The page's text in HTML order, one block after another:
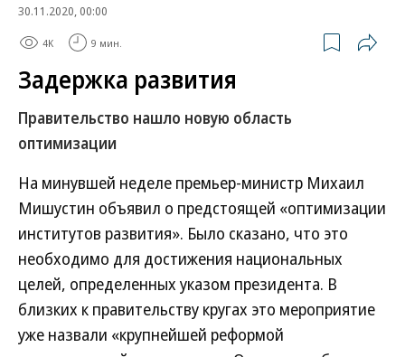
30.11.2020, 00:00
4K 9 мин.
Задержка развития
Правительство нашло новую область
оптимизации
На минувшей неделе премьер-министр Михаил
Мишустин объявил о предстоящей «оптимизации
институтов развития». Было сказано, что это
необходимо для достижения национальных
целей, определенных указом президента. В
близких к правительству кругах это мероприятие
уже назвали «крупнейшей реформой